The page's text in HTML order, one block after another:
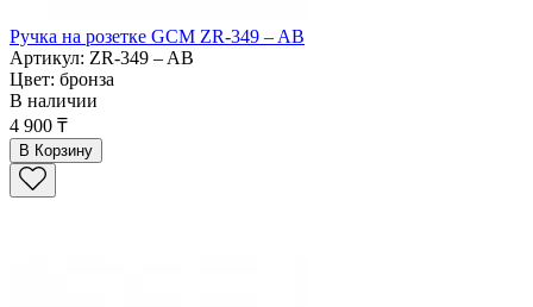
Ручка на розетке GCM ZR-349 – AB
Артикул: ZR-349 – AB
Цвет: бронза
В наличии
4 900 ₸
В Корзину